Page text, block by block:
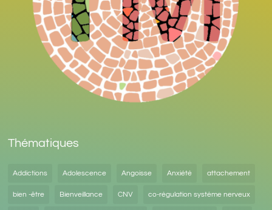
Thématiques
Addictions Adolescence Angoisse Anxiété attachement
bien -être Bienveillance CNV co-régulation système nerveux